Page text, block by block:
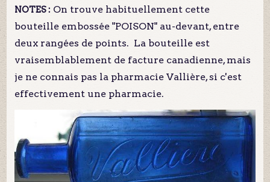
NOTES : On trouve habituellement cette
bouteille embossée "POISON" au-devant, entre
deux rangées de points. La bouteille est
vraisemblablement de facture canadienne, mais
je ne connais pas la pharmacie Vallière, si c'est
effectivement une pharmacie.